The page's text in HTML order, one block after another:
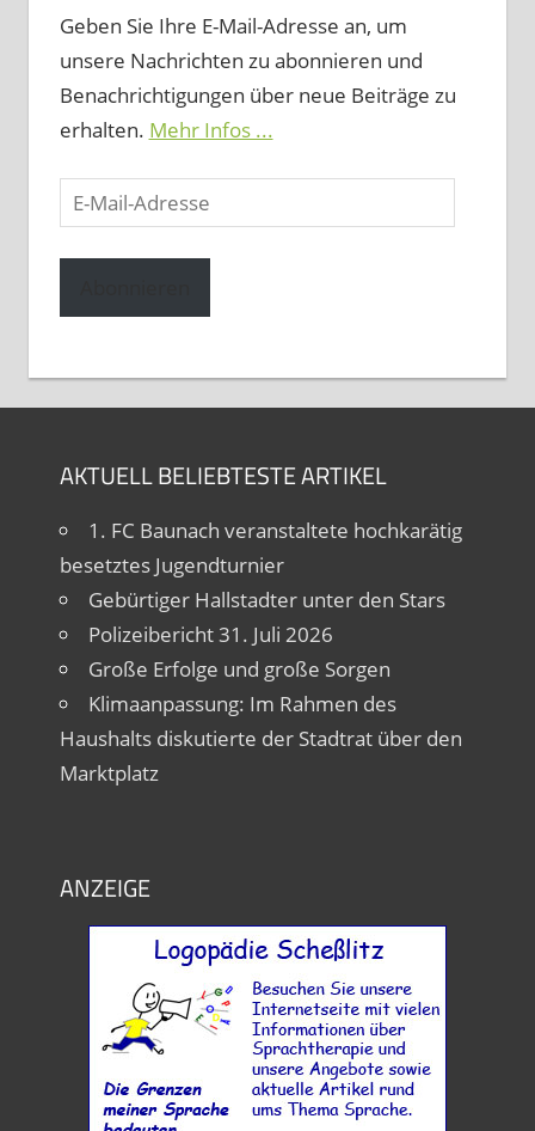
Geben Sie Ihre E-Mail-Adresse an, um
unsere Nachrichten zu abonnieren und
Benachrichtigungen über neue Beiträge zu
erhalten. Mehr Infos ...
E-
Mail-
Adresse
AKTUELL BELIEBTESTE ARTIKEL
1. FC Baunach veranstaltete hochkarätig
besetztes Jugendturnier
Gebürtiger Hallstadter unter den Stars
Polizeibericht 31. Juli 2026
Große Erfolge und große Sorgen
Klimaanpassung: Im Rahmen des
Haushalts diskutierte der Stadtrat über den
Marktplatz
ANZEIGE